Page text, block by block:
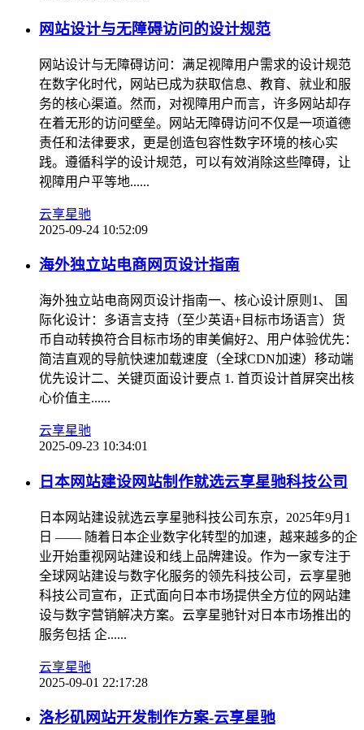
网站设计与无障碍访问的设计规范
网站设计与无障碍访问：满足视障用户需求的设计规范
在数字化时代，网站已成为获取信息、教育、就业和服
务的核心渠道。然而，对视障用户而言，许多网站却存
在着无形的访问壁垒。网站无障碍访问不仅是一项道德
责任和法律要求，更是创造包容性数字环境的核心实
践。遵循科学的设计规范，可以有效消除这些障碍，让
视障用户平等地......
云享星驰
2025-09-24 10:52:09
海外独立站电商网页设计指南
海外独立站电商网页设计指南一、核心设计原则1、 ‌国
际化设计‌：多语言支持（至少英语+目标市场语言）货
币自动转换符合目标市场的审美偏好2‌、用户体验优先‌：
简洁直观的导航快速加载速度（全球CDN加速）移动端
优先设计二、关键页面设计要点 1. 首页设计首屏突出核
心价值主......
云享星驰
2025-09-23 10:34:01
日本网站建设网站制作就选云享星驰科技公司
日本网站建设就选云享星驰科技公司东京，2025年9月1
日 —— 随着日本企业数字化转型的加速，越来越多的企
业开始重视网站建设和线上品牌建设。作为一家专注于
全球网站建设与数字化服务的领先科技公司，云享星驰
科技公司宣布，正式面向日本市场提供全方位的网站建
设与数字营销解决方案。云享星驰针对日本市场推出的
服务包括 企......
云享星驰
2025-09-01 22:17:28
洛杉矶网站开发制作方案-云享星驰